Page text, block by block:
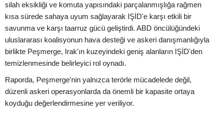
silah eksikliği ve komuta yapısındaki parçalanmışlığa rağmen
kısa sürede sahaya uyum sağlayarak IŞİD'e karşı etkili bir
savunma ve karşı taarruz gücü geliştirdi. ABD öncülüğündeki
uluslararası koalisyonun hava desteği ve askeri danışmanlığıyla
birlikte Peşmerge, Irak'ın kuzeyindeki geniş alanların IŞİD'den
temizlenmesinde belirleyici rol oynadı.
Raporda, Peşmerge'nin yalnızca terörle mücadelede değil,
düzenli askeri operasyonlarda da önemli bir kapasite ortaya
koyduğu değerlendirmesine yer veriliyor.